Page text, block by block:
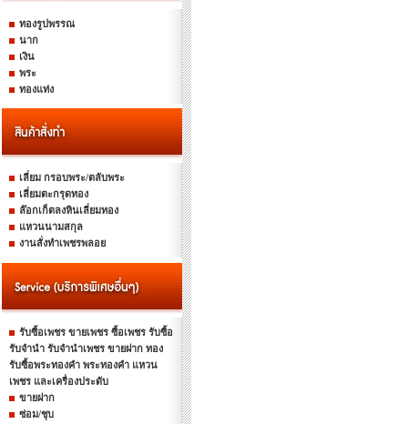
ทองรูปพรรณ
นาก
เงิน
พระ
ทองแท่ง
เลี่ยม กรอบพระ/ตลับพระ
เลี่ยมตะกรุดทอง
ล๊อกเก็ตลงหินเลี่ยมทอง
แหวนนามสกุล
งานสั่งทำเพชรพลอย
รับซื้อเพชร ขายเพชร ซื้อเพชร รับซื้อ
รับจำนำ รับจำนำเพชร ขายฝาก ทอง
รับซื้อพระทองคำ พระทองคำ แหวน
เพชร และเครื่องประดับ
ขายฝาก
ซ่อม/ชุบ